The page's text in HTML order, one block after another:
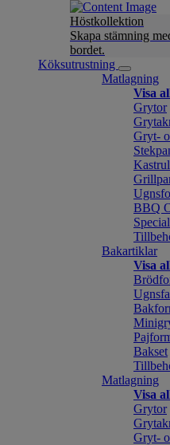
Höstkollektion
Skapa stämning
bordet.
Köksutrustning
Matlagning
Visa
Grytor
Gryt-
BBQ
Bakartiklar
Visa
Bakset
Matlagning
Visa
Grytor
Gryt-